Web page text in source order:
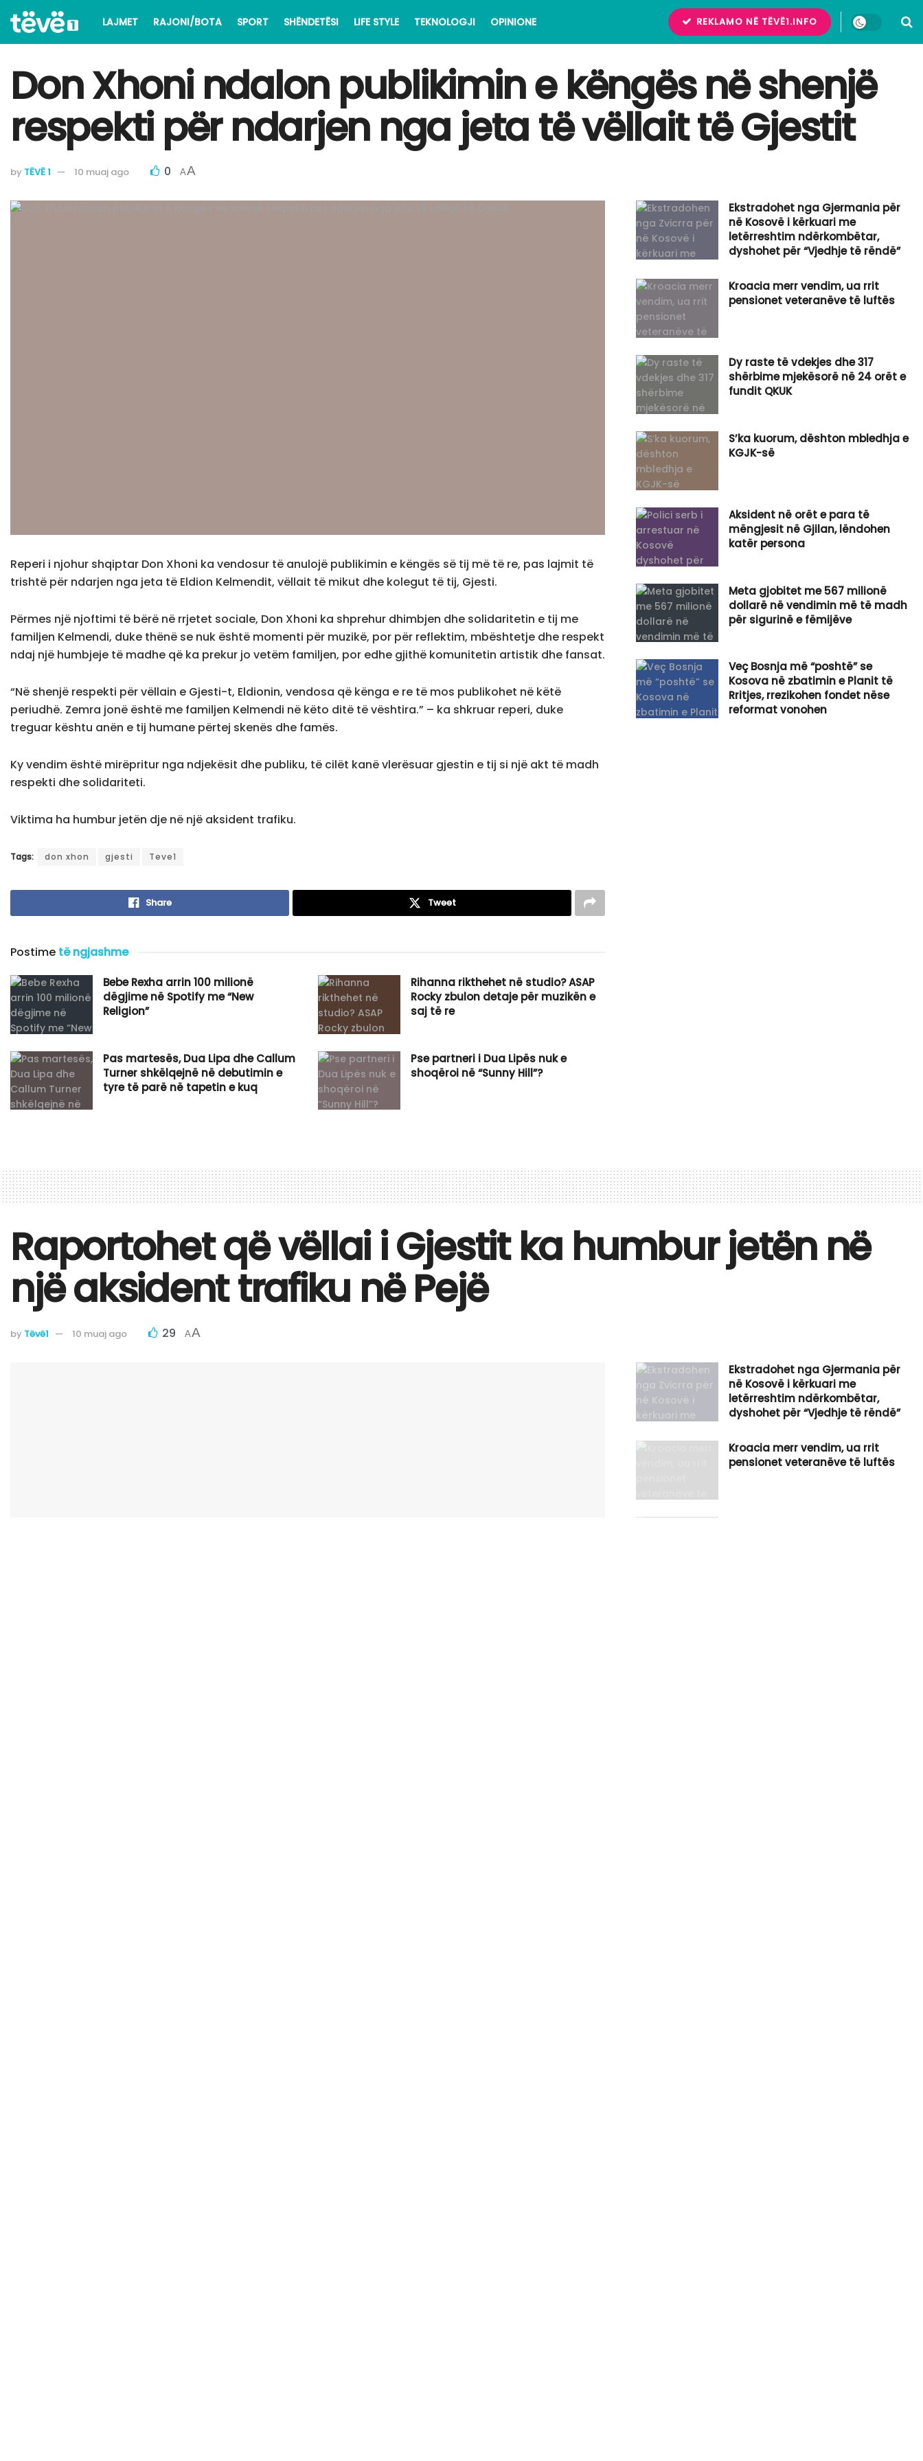
LAJMET RAJONI/BOTA SPORT SHËNDETËSI LIFE STYLE TEKNOLOGJI OPINIONE REKLAMO NË TËVË1.INFO
​Don Xhoni ndalon publikimin e këngës në shenjë
respekti për ndarjen nga jeta të vëllait të Gjestit
by TËVË 1 10 muaj ago 0 AA
Reperi i njohur shqiptar Don Xhoni ka vendosur të anulojë publikimin e këngës së tij më të re, pas lajmit të
trishtë për ndarjen nga jeta të Eldion Kelmendit, vëllait të mikut dhe kolegut të tij, Gjesti.
Përmes një njoftimi të bërë në rrjetet sociale, Don Xhoni ka shprehur dhimbjen dhe solidaritetin e tij me
familjen Kelmendi, duke thënë se nuk është momenti për muzikë, por për reflektim, mbështetje dhe respekt
ndaj një humbjeje të madhe që ka prekur jo vetëm familjen, por edhe gjithë komunitetin artistik dhe fansat.
“Në shenjë respekti për vëllain e Gjesti-t, Eldionin, vendosa që kënga e re të mos publikohet në këtë
periudhë. Zemra jonë është me familjen Kelmendi në këto ditë të vështira.” – ka shkruar reperi, duke
treguar kështu anën e tij humane përtej skenës dhe famës.
Ky vendim është mirëpritur nga ndjekësit dhe publiku, të cilët kanë vlerësuar gjestin e tij si një akt të madh
respekti dhe solidariteti.
Viktima ha humbur jetën dje në një aksident trafiku.
Tags: don xhon gjesti Teve1
Share Tweet
Postime të ngjashme
Bebe Rexha arrin 100 milionë
dëgjime në Spotify me “New
Religion”
Rihanna rikthehet në studio? ASAP
Rocky zbulon detaje për muzikën e
saj të re
Pas martesës, Dua Lipa dhe Callum
Turner shkëlqejnë në debutimin e
tyre të parë në tapetin e kuq
Pse partneri i Dua Lipës nuk e
shoqëroi në “Sunny Hill”?
Ekstradohet nga Gjermania për
në Kosovë i kërkuari me
letërreshtim ndërkombëtar,
dyshohet për “Vjedhje të rëndë”
Kroacia merr vendim, ua rrit
pensionet veteranëve të luftës
Dy raste të vdekjes dhe 317
shërbime mjekësorë në 24 orët e
fundit QKUK
S’ka kuorum, dështon mbledhja e
KGJK-së
Aksident në orët e para të
mëngjesit në Gjilan, lëndohen
katër persona
​Meta gjobitet me 567 milionë
dollarë në vendimin më të madh
për sigurinë e fëmijëve
Veç Bosnja më “poshtë” se
Kosova në zbatimin e Planit të
Rritjes, rrezikohen fondet nëse
reformat vonohen
Raportohet që vëllai i Gjestit ka humbur jetën në
një aksident trafiku në Pejë
by Tëvë1 10 muaj ago 29 AA
Ekstradohet nga Gjermania për
në Kosovë i kërkuari me
letërreshtim ndërkombëtar,
dyshohet për “Vjedhje të rëndë”
Kroacia merr vendim, ua rrit
pensionet veteranëve të luftës